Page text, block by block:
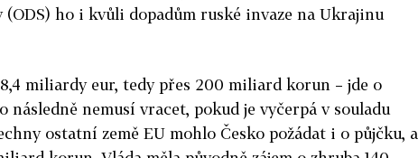
(ODS) ho i kvůli dopadům ruské invaze na Ukrajinu
miliardy eur, tedy přes 200 miliard korun – jde o
následně nemusí vracet, pokud je vyčerpá v souladu
ostatní země EU mohlo Česko požádat i o půjčku, a